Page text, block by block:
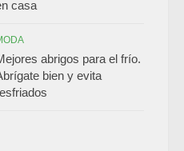
casa
abrigos para el frío.
bien y evita